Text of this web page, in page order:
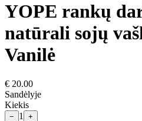
YOPE rankų
natūrali sojų
Vanilė
€ 20.00
Sandėlyje
Kiekis
− 1
+